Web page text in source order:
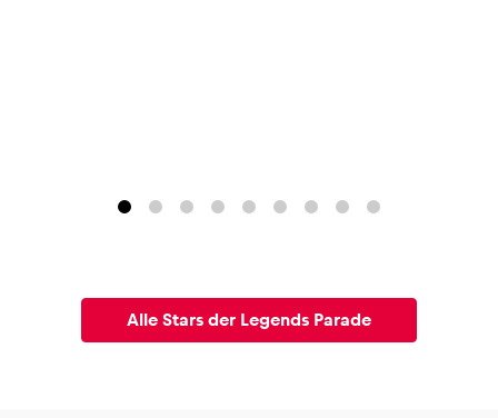
Alle Stars der Legends Parade